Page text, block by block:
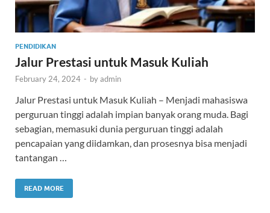
PENDIDIKAN
Jalur Prestasi untuk Masuk Kuliah
February 24, 2024 - byadmin
Jalur Prestasi untuk Masuk Kuliah – Menjadi mahasiswa
perguruan tinggi adalah impian banyak orang muda. Bagi
sebagian, memasuki dunia perguruan tinggi adalah
pencapaian yang diidamkan, dan prosesnya bisa menjadi
tantangan …
READ MORE